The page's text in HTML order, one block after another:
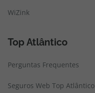
WiZink
Top Atlântico
Perguntas Frequentes
Seguros Web Top Atlântico